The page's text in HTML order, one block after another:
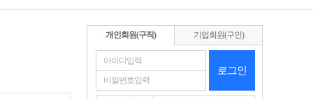
개인회원(구직) 기업회원(구인)
로그인